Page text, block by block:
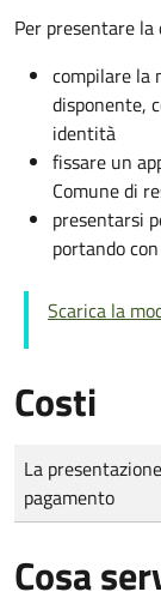
Per presentare
compilare la
disponente,
identità
fissare un
Comune di
presentarsi
portando
Scarica la
Costi
Tipo di pagamento
Importo
La
pagamento
Cosa